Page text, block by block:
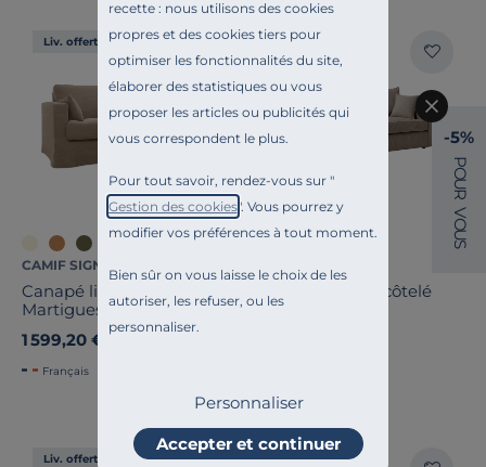
recette : nous utilisons des cookies
propres et des cookies tiers pour
optimiser les fonctionnalités du site,
élaborer des statistiques ou vous
proposer les articles ou publicités qui
vous correspondent le plus.
Pour tout savoir, rendez-vous sur "
Gestion des cookies". Vous pourrez y
modifier vos préférences à tout moment.
Bien sûr on vous laisse le choix de les
autoriser, les refuser, ou les
personnaliser.
Personnaliser
Accepter et continuer
Liv. offerte
CAMIF SIGNATURE
Canapé lin déhoussable
Martigues
1 599,20 €
Ancien prix
1 999,00 €
Français
Liv. offerte
Canapé velours côtelé
Otto
Liv. offerte Liv. offerte
-5%
P
O
U
R
V
O
U
S